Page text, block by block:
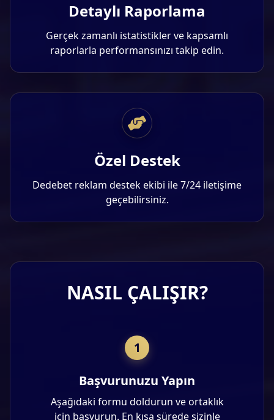
Detaylı Raporlama
Gerçek zamanlı istatistikler ve kapsamlı
raporlarla performansınızı takip edin.
Özel Destek
Dedebet reklam destek ekibi ile 7/24 iletişime
geçebilirsiniz.
NASIL ÇALIŞIR?
1
Başvurunuzu Yapın
Aşağıdaki formu doldurun ve ortaklık
için başvurun. En kısa sürede sizinle